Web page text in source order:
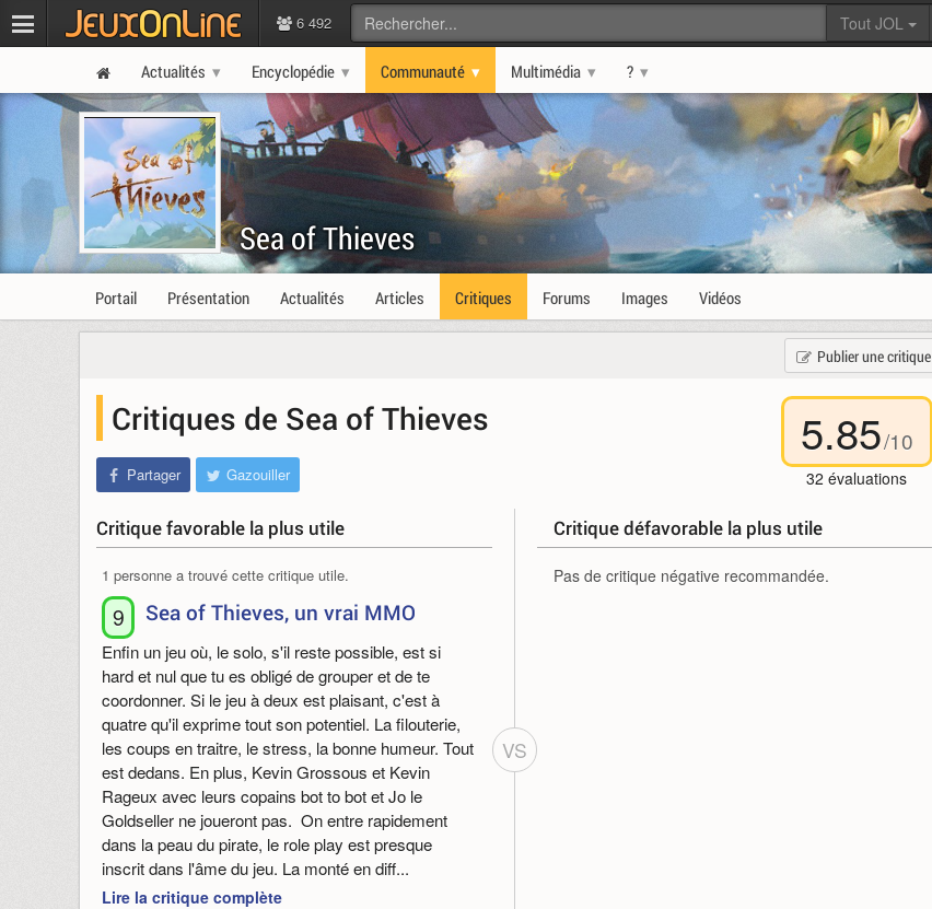
6 492 Tout JOL
Actualités Encyclopédie Communauté Multimédia ?
Sea of Thieves
Portail Présentation Actualités Articles Critiques Forums Images Vidéos
Publier une critique
5.85/10
32 évaluations
Critiques de Sea of Thieves
Partager Gazouiller
Critique favorable la plus utile
VS
Critique défavorable la plus utile
1 personne a trouvé cette critique utile.
9 Sea of Thieves, un vrai MMO
Enfin un jeu où, le solo, s'il reste possible, est si
hard et nul que tu es obligé de grouper et de te
coordonner. Si le jeu à deux est plaisant, c'est à
quatre qu'il exprime tout son potentiel. La filouterie,
les coups en traitre, le stress, la bonne humeur. Tout
est dedans. En plus, Kevin Grossous et Kevin
Rageux avec leurs copains bot to bot et Jo le
Goldseller ne joueront pas. On entre rapidement
dans la peau du pirate, le role play est presque
inscrit dans l'âme du jeu. La monté en diff...
Lire la critique complète
Pas de critique négative recommandée.